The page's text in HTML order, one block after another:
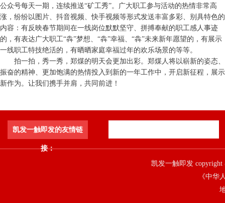
公众号每天一期，连续推送“矿工秀”。广大职工参与活动的热情非常高
涨，纷纷以图片、抖音视频、快手视频等形式发送丰富多彩、别具特色的
内容：有反映春节期间在一线岗位默默坚守、拼搏奉献的职工感人事迹
的，有表达广大职工“犇”梦想、“犇”幸福、“犇”未来新年愿望的，有展示
一线职工特技绝活的，有晒晒家庭幸福过年的欢乐场景的等等。
拍一拍，秀一秀，郑煤的明天会更加出彩。郑煤人将以崭新的姿态、
振奋的精神、更加饱满的热情投入到新的一年工作中，开启新征程，展示
新作为。让我们携手并肩，共同前进！
凯发一触即发的友情链
接：
凯发一触即发
《中华